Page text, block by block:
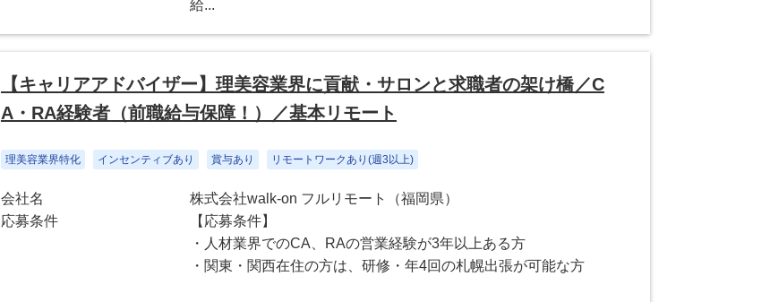
給...
【キャリアアドバイザー】理美容業界に貢献・サロンと求職者の架け橋／C
A・RA経験者（前職給与保障！）／基本リモート
理美容業界特化 インセンティブあり 賞与あり リモートワークあり(週3以上)
会社名
株式会社walk-on フルリモート（福岡県）
応募条件
【応募条件】
・人材業界でのCA、RAの営業経験が3年以上ある方
・関東・関西在住の方は、研修・年4回の札幌出張が可能な方